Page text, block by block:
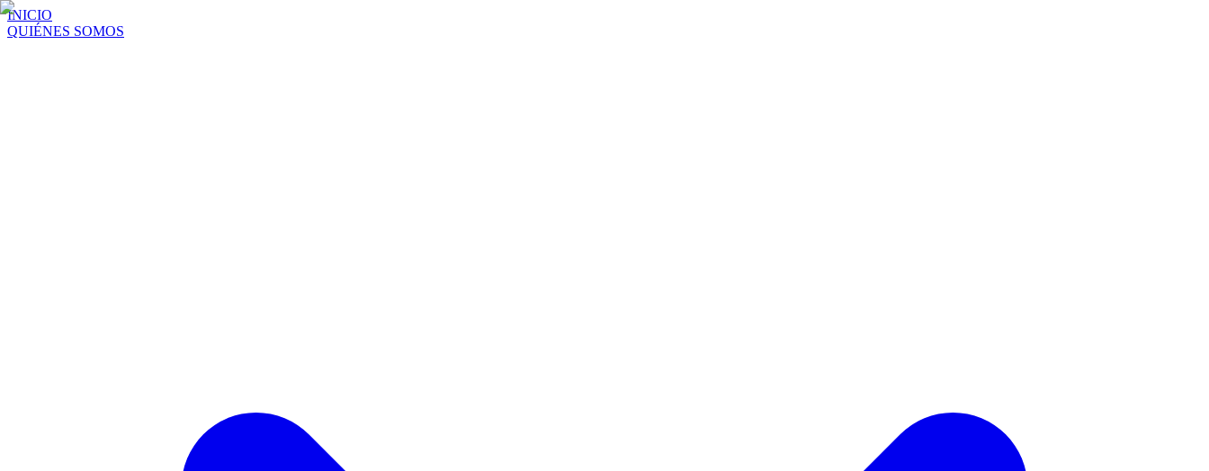
INICIO
QUIÉNES SOMOS